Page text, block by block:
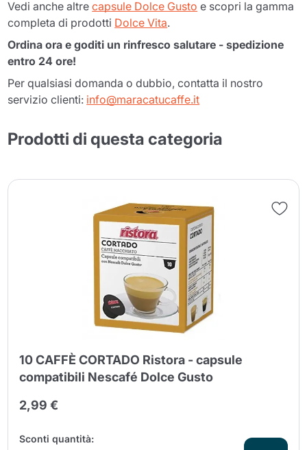
Vedi anche altrecapsule Dolce Gusto e scopri la gamma
completa di prodotti Dolce Vita.
Ordina ora e goditi un rinfresco salutare - spedizione
entro 24 ore!
Per qualsiasi domanda o dubbio, contatta il nostro
servizio clienti: info@maracatucaffe.it
Prodotti di questa categoria
10 CAFFÈ CORTADO Ristora - capsule
compatibili Nescafé Dolce Gusto
2,99 €
Sconti quantità: